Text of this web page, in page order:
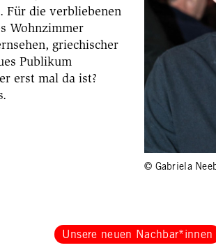
Für die verbliebenen
Wohnzimmer
griechischer
Publikum
erst mal da ist?
© Gabriela
Unsere neuen Nachbar*innen